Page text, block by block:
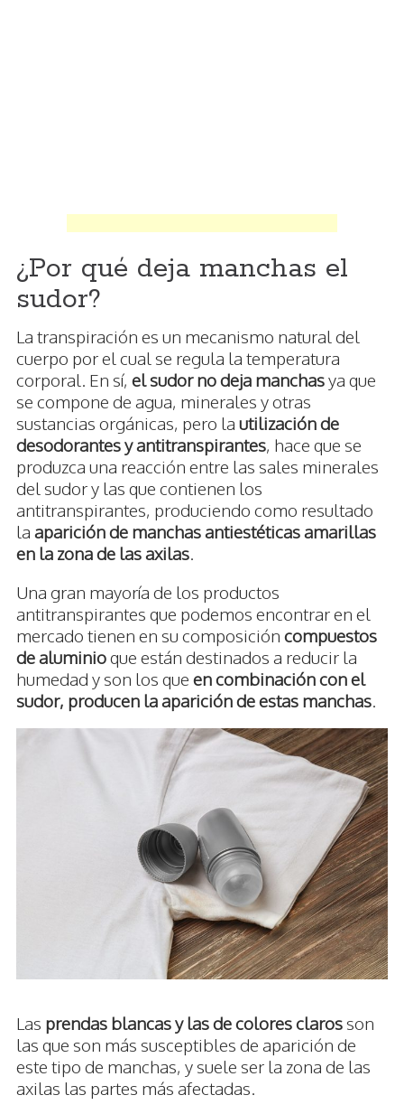
¿Por qué deja manchas el
sudor?
La transpiración es un mecanismo natural del
cuerpo por el cual se regula la temperatura
corporal. En sí, el sudor no deja manchasya que
se compone de agua, minerales y otras
sustancias orgánicas, pero la utilización de
desodorantes y antitranspirantes, hace que se
produzca una reacción entre las sales minerales
del sudor y las que contienen los
antitranspirantes, produciendo como resultado
la aparición de manchas antiestéticas amarillas
en la zona de las axilas
Una gran mayoría de los productos
antitranspirantes que podemos encontrar en el
mercado tienen en su composición compuestos
de aluminioque están destinados a reducir la
humedad y son los que en combinación con el
sudor, producen la aparición de estas manchas
Las prendas blancas y las de colores clarosson
las que son más susceptibles de aparición de
este tipo de manchas, y suele ser la zona de las
axilas las partes más afectadas.